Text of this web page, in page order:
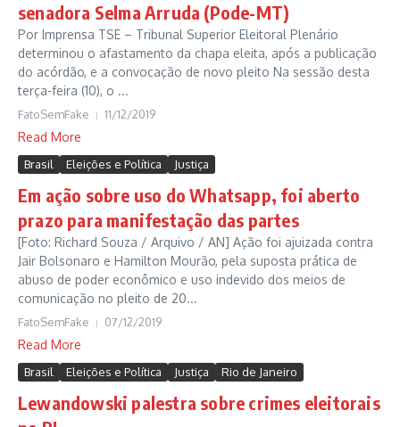
senadora Selma Arruda (Pode-MT)
Por Imprensa TSE – Tribunal Superior Eleitoral Plenário
determinou o afastamento da chapa eleita, após a publicação
do acórdão, e a convocação de novo pleito Na sessão desta
terça-feira (10), o ...
FatoSemFake 11/12/2019
Read More
Brasil Eleições e Política Justiça
Em ação sobre uso do Whatsapp, foi aberto
prazo para manifestação das partes
[Foto: Richard Souza / Arquivo / AN] Ação foi ajuizada contra
Jair Bolsonaro e Hamilton Mourão, pela suposta prática de
abuso de poder econômico e uso indevido dos meios de
comunicação no pleito de 20...
FatoSemFake 07/12/2019
Read More
Brasil Eleições e Política Justiça Rio de Janeiro
Lewandowski palestra sobre crimes eleitorais